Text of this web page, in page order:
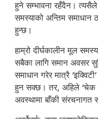
हुने सम्भावना रहँदैन। त्यसैले
समस्याको अन्तिम समाधान
हुन्छ।
हाम्रो दीर्घकालीन मूल
सबैका लागि समान अवसर
समाधान गरेर मात्रै
हुन सक्छ। तर, अहिले ‘चेक
अवस्थामा बाँकी